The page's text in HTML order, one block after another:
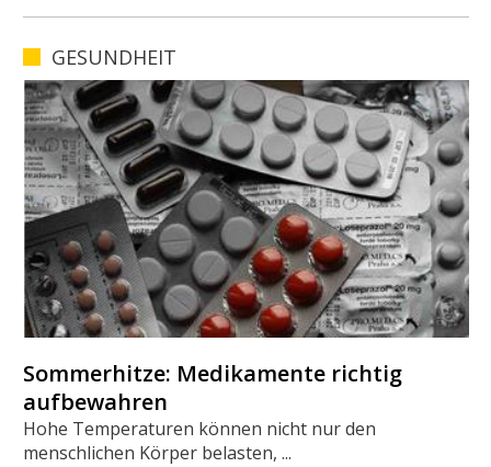
GESUNDHEIT
Sommerhitze: Medikamente richtig
aufbewahren
Hohe Temperaturen können nicht nur den
menschlichen Körper belasten, ...